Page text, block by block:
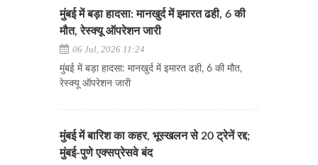
मुंबई में बड़ा हादसा: मानखुर्द में इमारत ढही, 6 की
मौत, रेस्क्यू ऑपरेशन जारी
06 Jul, 2026 11:24
मुंबई में बड़ा हादसा: मानखुर्द में इमारत ढही, 6 की मौत,
रेस्क्यू ऑपरेशन जारी
मुंबई में बारिश का कहर, भूस्खलन से 20 ट्रेनें रद्द;
मुंबई-पुणे एक्सप्रेसवे बंद